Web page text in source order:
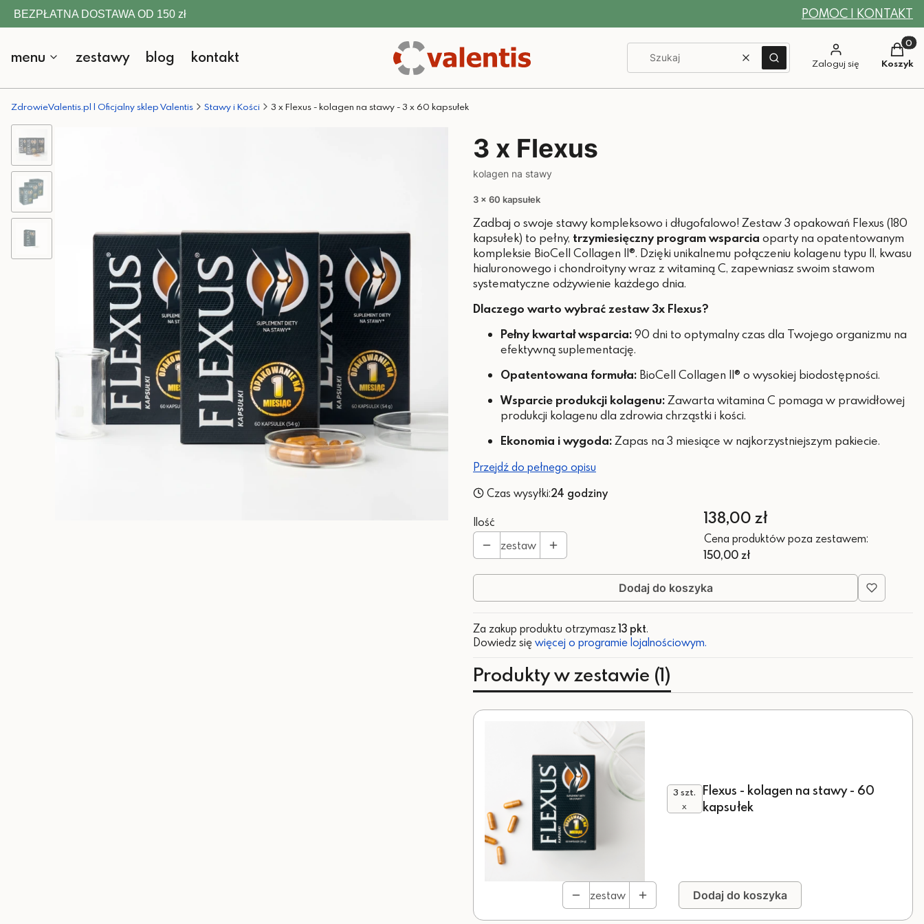
BEZPŁATNA DOSTAWA OD 150 zł POMOC I KONTAKT
menu zestawy blog kontakt WyczyśćSzukaj Zaloguj się Koszyk
ZdrowieValentis.pl | Oficjalny sklep Valentis Stawy i Kości 3 x Flexus - kolagen na stawy - 3 x 60 kapsułek
3 x Flexus
kolagen na stawy
3 x 60 kapsułek
Zadbaj o swoje stawy kompleksowo i długofalowo! Zestaw 3 opakowań Flexus (180
kapsułek) to pełny, trzymiesięczny program wsparcia oparty na opatentowanym
kompleksie BioCell Collagen II®. Dzięki unikalnemu połączeniu kolagenu typu II, kwasu
hialuronowego i chondroityny wraz z witaminą C, zapewniasz swoim stawom
systematyczne odżywienie każdego dnia.
Dlaczego warto wybrać zestaw 3x Flexus?
Pełny kwartał wsparcia:90 dni to optymalny czas dla Twojego organizmu na
efektywną suplementację.
Opatentowana formuła: BioCell Collagen II® o wysokiej biodostępności.
Wsparcie produkcji kolagenu: Zawarta witamina C pomaga w prawidłowej
produkcji kolagenu dla zdrowia chrząstki i kości.
Ekonomia i wygoda: Zapas na 3 miesiące w najkorzystniejszym pakiecie.
Przejdź do pełnego opisu
Czas wysyłki:24 godziny
Ilość
zestaw
Cena
138,00 zł
Cena produktów poza zestawem:
150,00 zł
Dodaj do koszyka
Za zakup produktu otrzymasz13 pkt.
Dowiedz się więcej o programie lojalnościowym.
Produkty w zestawie (1)
3 szt.
x
Flexus - kolagen na stawy - 60
kapsułek
zestaw Dodaj do koszyka